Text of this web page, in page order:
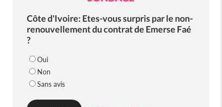
Côte d'Ivoire: Etes-vous surpris par le non-
renouvellement du contrat de Emerse Faé
?
Oui
Non
Sans avis